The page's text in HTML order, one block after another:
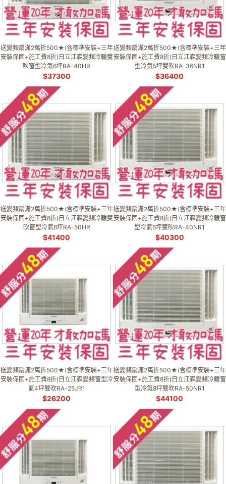
送變頻扇滿2萬折500★(含標準安裝+三年
安裝保固+施工費8折)日立江森變頻冷暖雙
吹窗型冷氣6坪RA-40HR
$37300
送變頻扇滿2萬折500★(含標準安裝+三年
安裝保固+施工費8折)日立江森變頻冷暖窗
型冷氣5坪雙吹RA-36NR1
$36400
送變頻扇滿2萬折500★(含標準安裝+三年
安裝保固+施工費8折)日立江森變頻冷暖雙
吹窗型冷氣8坪RA-50HR
$41400
送變頻扇滿2萬折500★(含標準安裝+三年
安裝保固+施工費8折)日立江森變頻冷暖窗
型冷氣6坪雙吹RA-40NR1
$40300
送變頻扇滿2萬折500★(含標準安裝+三年
安裝保固+施工費8折)日立江森變頻窗型冷
氣4坪雙吹RA-25JR1
$26200
送變頻扇滿2萬折500★(含標準安裝+三年
安裝保固+施工費8折)日立江森變頻冷暖窗
型冷氣8坪雙吹RA-50NR1
$44100